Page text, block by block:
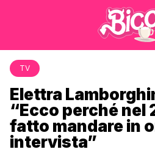
TV
Elettra
“Ecco perché nel
fatto mandare in
intervista”